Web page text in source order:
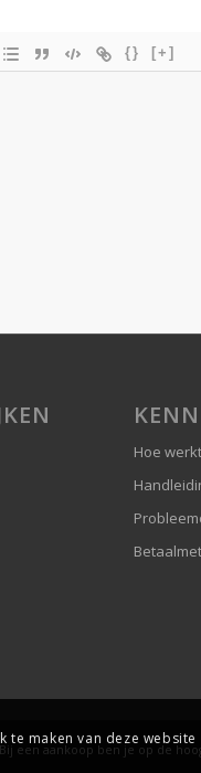
{} [+]
Hoe
een aankoop ben je op de
te maken van deze